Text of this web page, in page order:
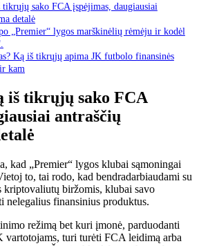
sako FCA įspėjimas, daugiausiai
detalė
„Premier“ lygos marškinėlių rėmėju ir kodėl
Ką iš tikrųjų apima JK futbolo finansinės
kam
iš tikrųjų sako FCA
antraščių
kad „Premier“ lygos klubai sąmoningai
to, tai rodo, kad bendradarbiaudami su
kriptovaliutų biržomis, klubai savo
nelegalius finansinius produktus.
režimą bet kuri įmonė, parduodanti
vartotojams, turi turėti FCA leidimą arba